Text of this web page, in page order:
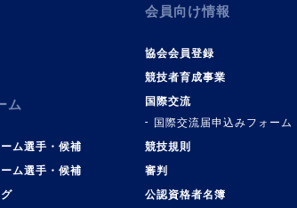
ム
ム選手・候補
ム選手・候補
会員向け情報
協会会員登録
競技者育成事業
国際交流
国際交流届申込みフォーム
競技規則
審判
公認資格者名簿